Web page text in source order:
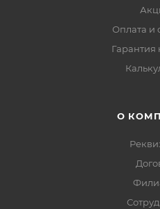
Оплата и
Гарантия
О